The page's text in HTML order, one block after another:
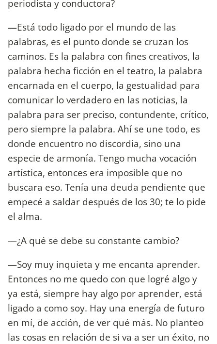
periodista y conductora?
—Está todo ligado por el mundo de las
palabras, es el punto donde se cruzan los
caminos. Es la palabra con fines creativos, la
palabra hecha ficción en el teatro, la palabra
encarnada en el cuerpo, la gestualidad para
comunicar lo verdadero en las noticias, la
palabra para ser preciso, contundente, crítico,
pero siempre la palabra. Ahí se une todo, es
donde encuentro no discordia, sino una
especie de armonía. Tengo mucha vocación
artística, entonces era imposible que no
buscara eso. Tenía una deuda pendiente que
empecé a saldar después de los 30; te lo pide
el alma.
—¿A qué se debe su constante cambio?
—Soy muy inquieta y me encanta aprender.
Entonces no me quedo con que logré algo y
ya está, siempre hay algo por aprender, está
ligado a como soy. Hay una energía de futuro
en mí, de acción, de ver qué más. No planteo
las cosas en relación de si va a ser un éxito, no